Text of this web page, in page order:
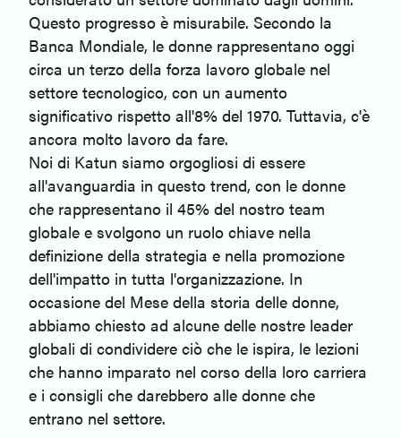
Questo progresso è misurabile. Secondo la
Banca Mondiale, le donne rappresentano oggi
circa un terzo della forza lavoro globale nel
settore tecnologico, con un aumento
significativo rispetto all'8% del 1970. Tuttavia, c'è
ancora molto lavoro da fare.
Noi di Katun siamo orgogliosi di essere
all'avanguardia in questo trend, con le donne
che rappresentano il 45% del nostro team
globale e svolgono un ruolo chiave nella
definizione della strategia e nella promozione
dell'impatto in tutta l'organizzazione. In
occasione del Mese della storia delle donne,
abbiamo chiesto ad alcune delle nostre leader
globali di condividere ciò che le ispira, le lezioni
che hanno imparato nel corso della loro carriera
e i consigli che darebbero alle donne che
entrano nel settore.